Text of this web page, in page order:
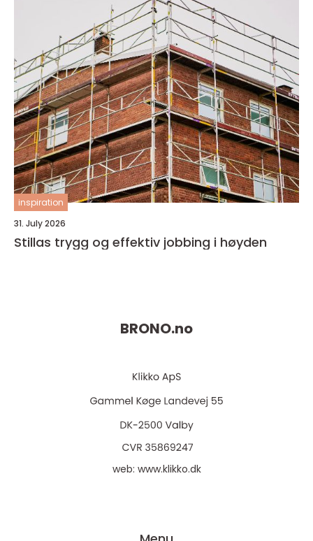
inspiration
31. July 2026
Stillas trygg og effektiv jobbing i høyden
BRONO.no
web: www.klikko.dk